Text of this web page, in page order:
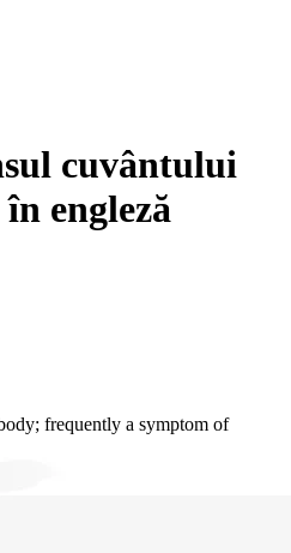
cuvântului
engleză
frequently a symptom of